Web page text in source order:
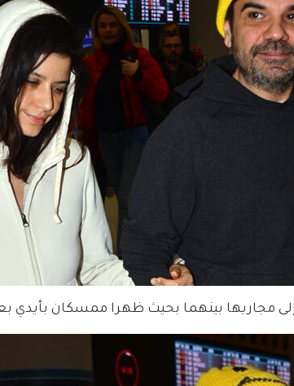
إلى مجاريها بينهما بحيث ظهرا ممسكان